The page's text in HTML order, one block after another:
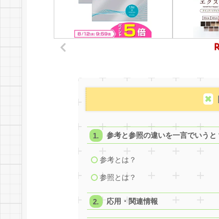
参考と参照の違いを一言でいうと
参考とは？
参照とは？
応用・関連情報